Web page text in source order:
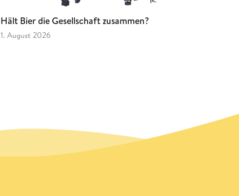
Hält Bier die Gesellschaft zusammen?
1. August 2026